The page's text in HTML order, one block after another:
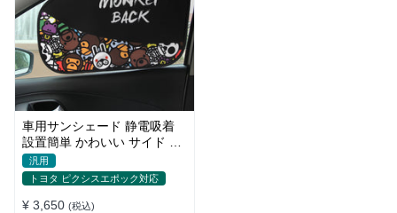
車用サンシェード 静電吸着
設置簡単 かわいい サイド ブ
ラインド 日除け 遮光 遮熱 プ
ライバシー保護
汎用
トヨタ ピクシスエポック対応
¥ 3,650 (税込)